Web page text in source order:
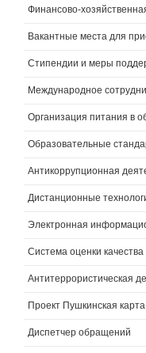
Финансово-
Вакантные места для
Стипендии и меры
Международное
Организация питания в
Образовательные
Антикоррупционная
Дистанционные
Электронная
Система оценки
Антитеррористическая
Проект Пушкинская карта
Диспетчер обращений